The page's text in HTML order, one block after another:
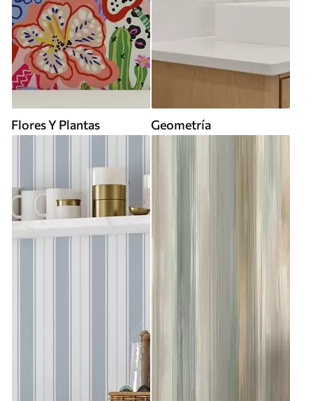
Flores Y Plantas Geometría